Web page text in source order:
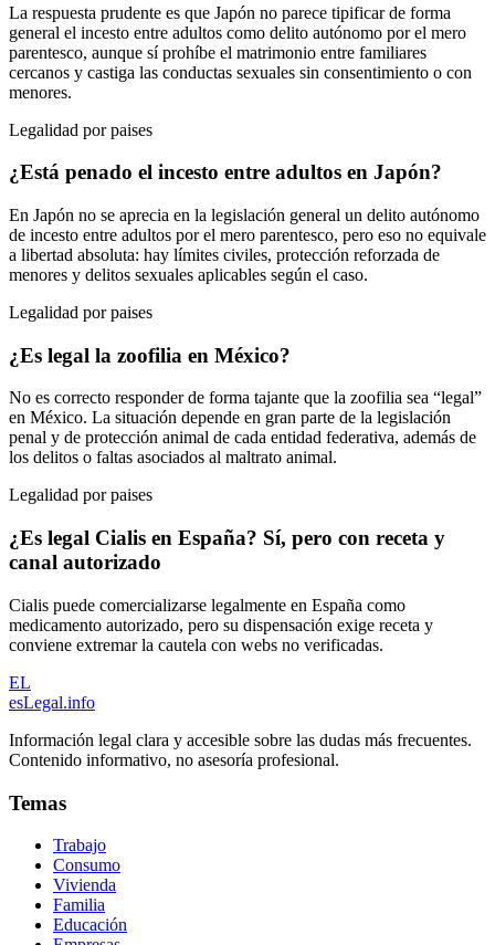
La respuesta prudente es que Japón no parece tipificar de forma
general el incesto entre adultos como delito autónomo por el mero
parentesco, aunque sí prohíbe el matrimonio entre familiares
cercanos y castiga las conductas sexuales sin consentimiento o con
menores.
Legalidad por paises
¿Está penado el incesto entre adultos en Japón?
En Japón no se aprecia en la legislación general un delito autónomo
de incesto entre adultos por el mero parentesco, pero eso no equivale
a libertad absoluta: hay límites civiles, protección reforzada de
menores y delitos sexuales aplicables según el caso.
Legalidad por paises
¿Es legal la zoofilia en México?
No es correcto responder de forma tajante que la zoofilia sea “legal”
en México. La situación depende en gran parte de la legislación
penal y de protección animal de cada entidad federativa, además de
los delitos o faltas asociados al maltrato animal.
Legalidad por paises
¿Es legal Cialis en España? Sí, pero con receta y
canal autorizado
Cialis puede comercializarse legalmente en España como
medicamento autorizado, pero su dispensación exige receta y
conviene extremar la cautela con webs no verificadas.
EL
esLegal.info
Información legal clara y accesible sobre las dudas más frecuentes.
Contenido informativo, no asesoría profesional.
Temas
Trabajo
Consumo
Vivienda
Familia
Educación